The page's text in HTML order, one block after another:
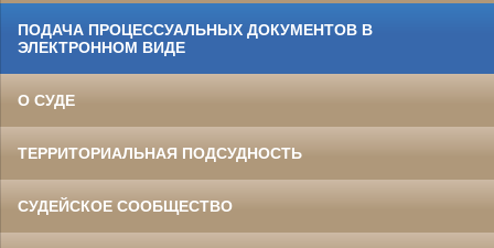
ПОДАЧА ПРОЦЕССУАЛЬНЫХ ДОКУМЕНТОВ В
ЭЛЕКТРОННОМ ВИДЕ
О СУДЕ
ТЕРРИТОРИАЛЬНАЯ ПОДСУДНОСТЬ
СУДЕЙСКОЕ СООБЩЕСТВО